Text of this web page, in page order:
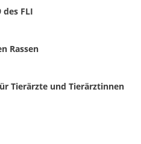
des FLI
Rassen
Tierärzte und Tierärztinnen